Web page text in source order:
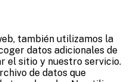
también utilizamos la
datos adicionales de
el sitio y nuestro servicio.
de datos que